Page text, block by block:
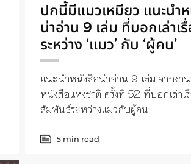
ปกนี้มีแมวเหมียว แนะนำ
น่าอ่าน 9 เล่ม ที่บอกเล่าเรื่
ระหว่าง ‘แมว’ กับ ‘ผู้คน’
แนะนำหนังสือน่าอ่าน 9 เล่ม จากงา
หนังสือแห่งชาติ ครั้งที่ 52 ที่บอกเล่าเรื่
สัมพันธ์ระหว่างแมวกับผู้คน
5 min read